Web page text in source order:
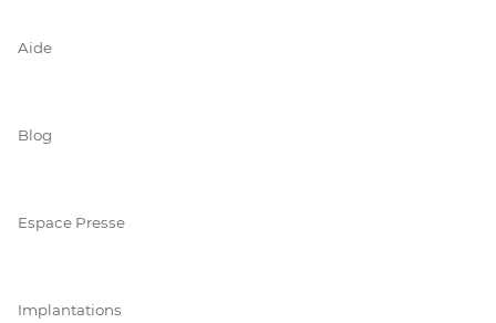
Aide
Blog
Espace Presse
Implantations